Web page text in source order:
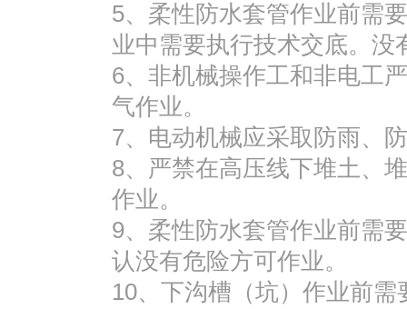
5、柔性防水套管作业前需
业中需要执行技术交底。没
6、非机械操作工和非电工
气作业。
7、电动机械应采取防雨、
8、严禁在高压线下堆土、
作业。
9、柔性防水套管作业前需
认没有危险方可作业。
10、下沟槽（坑）作业前